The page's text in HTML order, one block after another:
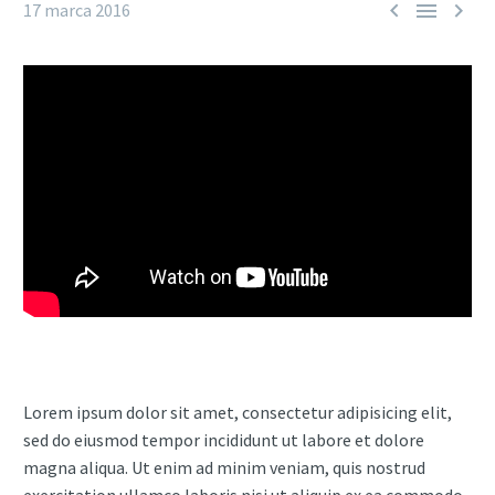
  
17 marca 2016
Lorem ipsum dolor sit amet, consectetur adipisicing elit,
sed do eiusmod tempor incididunt ut labore et dolore
magna aliqua. Ut enim ad minim veniam, quis nostrud